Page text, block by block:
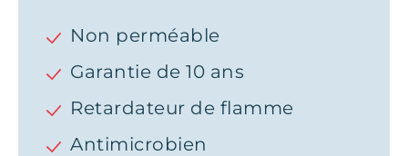
Non perméable
Garantie de 10 ans
Retardateur de flamme
Antimicrobien